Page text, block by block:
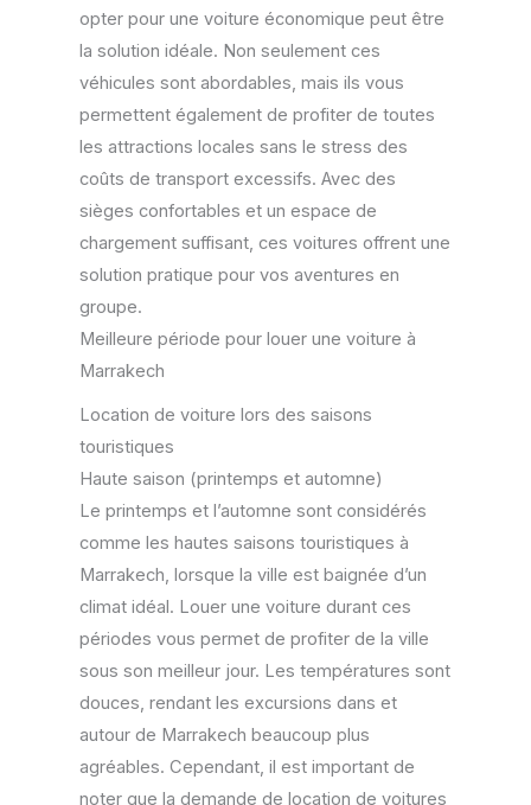
opter pour une voiture économique peut être
la solution idéale. Non seulement ces
véhicules sont abordables, mais ils vous
permettent également de profiter de toutes
les attractions locales sans le stress des
coûts de transport excessifs. Avec des
sièges confortables et un espace de
chargement suffisant, ces voitures offrent une
solution pratique pour vos aventures en
groupe.
Meilleure période pour louer une voiture à
Marrakech
Location de voiture lors des saisons
touristiques
Haute saison (printemps et automne)
Le printemps et l’automne sont considérés
comme les hautes saisons touristiques à
Marrakech, lorsque la ville est baignée d’un
climat idéal. Louer une voiture durant ces
périodes vous permet de profiter de la ville
sous son meilleur jour. Les températures sont
douces, rendant les excursions dans et
autour de Marrakech beaucoup plus
agréables. Cependant, il est important de
noter que la demande de location de voitures